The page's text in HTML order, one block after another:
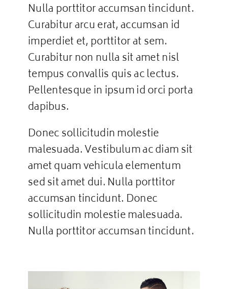
Nulla porttitor accumsan tincidunt.
Curabitur arcu erat, accumsan id
imperdiet et, porttitor at sem.
Curabitur non nulla sit amet nisl
tempus convallis quis ac lectus.
Pellentesque in ipsum id orci porta
dapibus.
Donec sollicitudin molestie
malesuada. Vestibulum ac diam sit
amet quam vehicula elementum
sed sit amet dui. Nulla porttitor
accumsan tincidunt. Donec
sollicitudin molestie malesuada.
Nulla porttitor accumsan tincidunt.